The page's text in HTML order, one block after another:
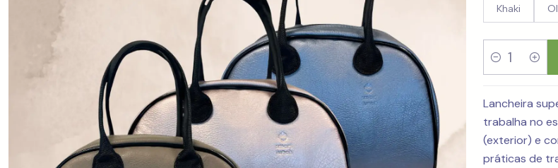
Khaki
Quantidade
Lancheira
trabalha no
(exterior) e
práticas de